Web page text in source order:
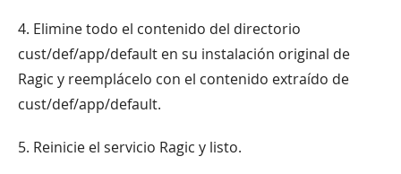
4. Elimine todo el contenido del directorio
cust/def/app/default en su instalación original de
Ragic y reemplácelo con el contenido extraído de
cust/def/app/default.
5. Reinicie el servicio Ragic y listo.